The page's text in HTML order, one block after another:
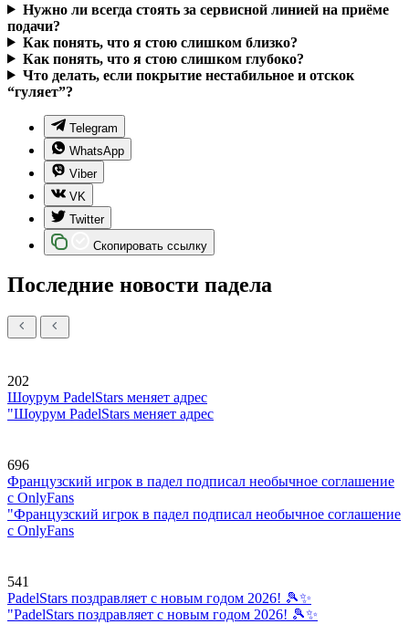
Нужно ли всегда стоять за сервисной линией на приёме
подачи?
Как понять, что я стою слишком близко?
Как понять, что я стою слишком глубоко?
Что делать, если покрытие нестабильное и отскок
“гуляет”?
Telegram
WhatsApp
Viber
VK
Twitter
Скопировать ссылку
Последние новости падела
202
Шоурум PadelStars меняет адрес
"Шоурум PadelStars меняет адрес
696
Французский игрок в падел подписал необычное соглашение
с OnlyFans
"Французский игрок в падел подписал необычное соглашение
с OnlyFans
541
PadelStars поздравляет с новым годом 2026! 🎾✨
"PadelStars поздравляет с новым годом 2026! 🎾✨